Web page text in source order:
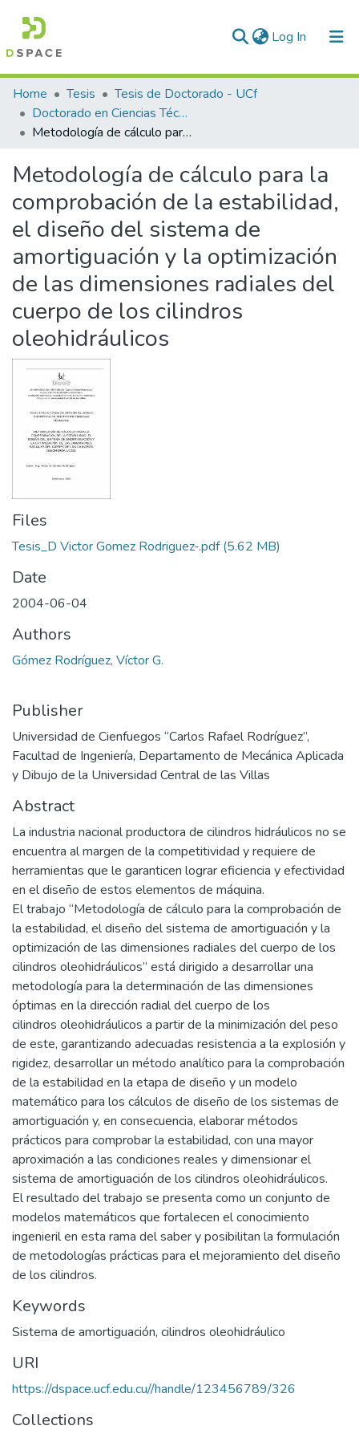
Log In (current)
Communities & Collections
All of DSpace
Home Tesis
Tesis de Doctorado - UCf
Doctorado en Ciencias Técnicas
Metodología de cálculo para la comprobación de la estabilidad, el diseño del sistema de amortiguación y la optimización de las dimensiones radiales del cuerpo de los cilindros oleohidráulicos
Metodología de cálculo para la
comprobación de la estabilidad,
el diseño del sistema de
amortiguación y la optimización
de las dimensiones radiales del
cuerpo de los cilindros
oleohidráulicos
Files
Tesis_D Victor Gomez Rodriguez-.pdf(5.62 MB)
Date
2004-06-04
Authors
Gómez Rodríguez, Víctor G.
Publisher
Universidad de Cienfuegos “Carlos Rafael Rodríguez”,
Facultad de Ingeniería, Departamento de Mecánica Aplicada
y Dibujo de la Universidad Central de las Villas
Abstract
La industria nacional productora de cilindros hidráulicos no se
encuentra al margen de la competitividad y requiere de
herramientas que le garanticen lograr eficiencia y efectividad
en el diseño de estos elementos de máquina.
El trabajo “Metodología de cálculo para la comprobación de
la estabilidad, el diseño del sistema de amortiguación y la
optimización de las dimensiones radiales del cuerpo de los
cilindros oleohidráulicos” está dirigido a desarrollar una
metodología para la determinación de las dimensiones
óptimas en la dirección radial del cuerpo de los
cilindros oleohidráulicos a partir de la minimización del peso
de este, garantizando adecuadas resistencia a la explosión y
rigidez, desarrollar un método analítico para la comprobación
de la estabilidad en la etapa de diseño y un modelo
matemático para los cálculos de diseño de los sistemas de
amortiguación y, en consecuencia, elaborar métodos
prácticos para comprobar la estabilidad, con una mayor
aproximación a las condiciones reales y dimensionar el
sistema de amortiguación de los cilindros oleohidráulicos.
El resultado del trabajo se presenta como un conjunto de
modelos matemáticos que fortalecen el conocimiento
ingenieril en esta rama del saber y posibilitan la formulación
de metodologías prácticas para el mejoramiento del diseño
de los cilindros.
Keywords
Sistema de amortiguación, cilindros oleohidráulico
URI
https://dspace.ucf.edu.cu//handle/123456789/326
Collections